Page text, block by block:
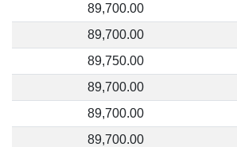
89,700.00
89,700.00
89,750.00
89,700.00
89,700.00
89,700.00